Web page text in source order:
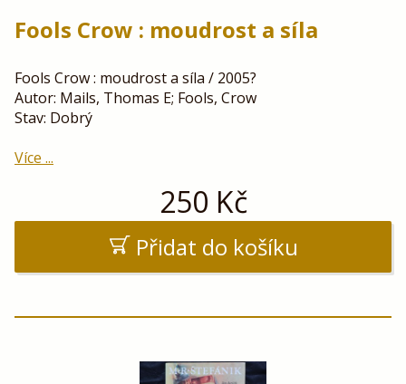
Fools Crow : moudrost a síla
Fools Crow : moudrost a síla / 2005?
Autor: Mails, Thomas E; Fools, Crow
Stav: Dobrý
Více ...
250 Kč
Přidat do košíku